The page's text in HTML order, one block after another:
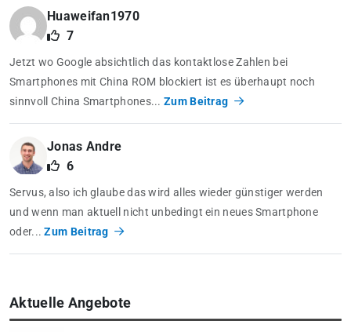
Huaweifan1970
7
Jetzt wo Google absichtlich das kontaktlose Zahlen bei
Smartphones mit China ROM blockiert ist es überhaupt noch
sinnvoll China Smartphones...Zum Beitrag
Jonas Andre
6
Servus, also ich glaube das wird alles wieder günstiger werden
und wenn man aktuell nicht unbedingt ein neues Smartphone
oder...Zum Beitrag
Aktuelle Angebote